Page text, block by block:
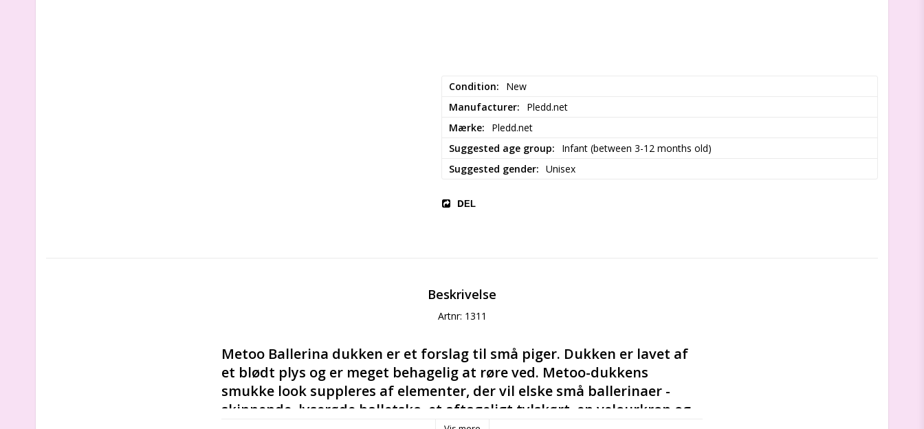
Condition
New
Manufacturer
Pledd.net
Mærke
Pledd.net
Suggested age group
Infant (between 3-12 months old)
Suggested gender
Unisex
DEL
Beskrivelse
Artnr: 1311
Metoo Ballerina dukken er et forslag til små piger. Dukken er lavet af
et blødt plys og er meget behagelig at røre ved. Metoo-dukkens
smukke look suppleres af elementer, der vil elske små ballerinaer -
skinnende, lyserøde balletsko, et aftageligt tylskørt, en velourkrop og